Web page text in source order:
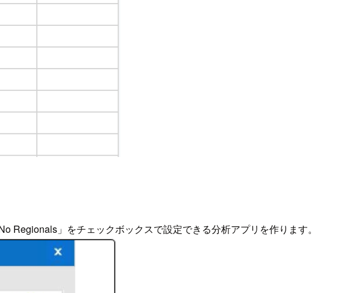
」をチェックボックスで設定できる分析アプリを作ります。